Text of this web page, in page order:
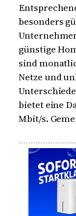
besonders
günstige
sind
Netze und
bietet eine
Mbit/s.